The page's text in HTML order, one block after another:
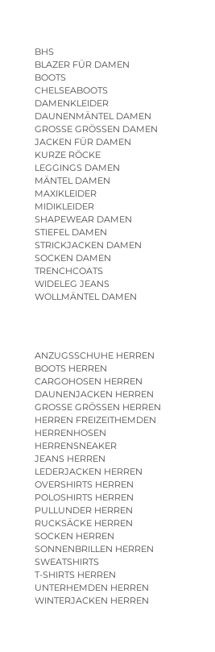
BHS
BLAZER FÜR DAMEN
BOOTS
CHELSEABOOTS
DAMENKLEIDER
DAUNENMÄNTEL DAMEN
GROSSE GRÖSSEN DAMEN
JACKEN FÜR DAMEN
KURZE RÖCKE
LEGGINGS DAMEN
MÄNTEL DAMEN
MAXIKLEIDER
MIDIKLEIDER
SHAPEWEAR DAMEN
STIEFEL DAMEN
STRICKJACKEN DAMEN
SOCKEN DAMEN
TRENCHCOATS
WIDELEG JEANS
WOLLMÄNTEL DAMEN
ANZUGSSCHUHE HERREN
BOOTS HERREN
CARGOHOSEN HERREN
DAUNENJACKEN HERREN
GROSSE GRÖSSEN HERREN
HERREN FREIZEITHEMDEN
HERRENHOSEN
HERRENSNEAKER
JEANS HERREN
LEDERJACKEN HERREN
OVERSHIRTS HERREN
POLOSHIRTS HERREN
PULLUNDER HERREN
RUCKSÄCKE HERREN
SOCKEN HERREN
SONNENBRILLEN HERREN
SWEATSHIRTS
T-SHIRTS HERREN
UNTERHEMDEN HERREN
WINTERJACKEN HERREN